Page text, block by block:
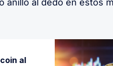
anillo al dedo en estos
al